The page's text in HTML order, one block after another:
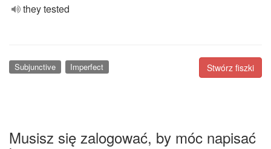
they tested
Stwórz fiszki
Subjunctive Imperfect
Musisz się zalogować, by móc napisać